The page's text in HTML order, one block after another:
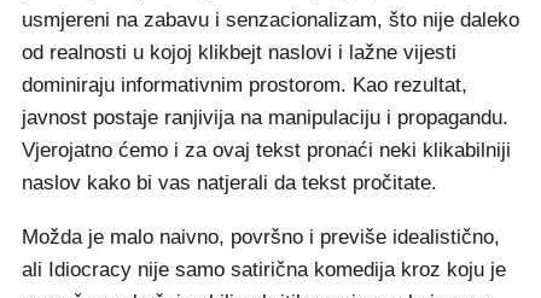
usmjereni na zabavu i senzacionalizam, što nije daleko
od realnosti u kojoj klikbejt naslovi i lažne vijesti
dominiraju informativnim prostorom. Kao rezultat,
javnost postaje ranjivija na manipulaciju i propagandu.
Vjerojatno ćemo i za ovaj tekst pronaći neki klikabilniji
naslov kako bi vas natjerali da tekst pročitate.
Možda je malo naivno, površno i previše idealistično,
ali Idiocracy nije samo satirična komedija kroz koju je